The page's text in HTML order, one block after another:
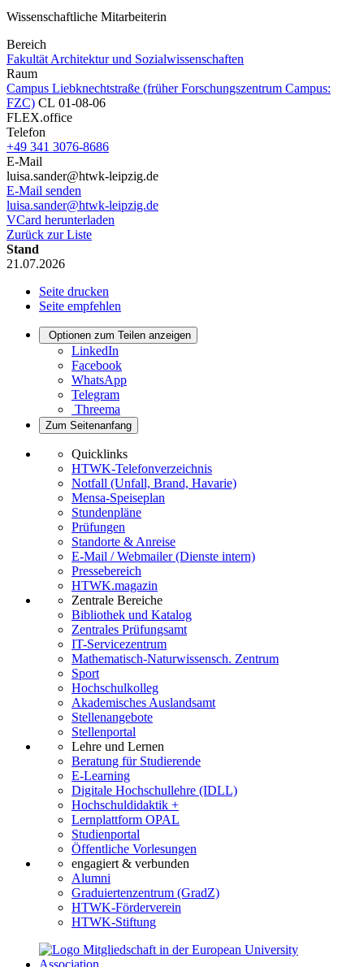
Wissenschaftliche Mitarbeiterin
Bereich
Fakultät Architektur und Sozialwissenschaften
Raum
Campus Liebknechtstraße (früher Forschungszentrum Campus:
FZC) CL 01-08-06
FLEX.office
Telefon
+49 341 3076-8686
E-Mail
luisa.sander@htwk-leipzig.de
E-Mail senden
luisa.sander@htwk-leipzig.de
VCard herunterladen
Zurück zur Liste
Stand
21.07.2026
Seite drucken
Seite empfehlen
Optionen zum Teilen anzeigen
LinkedIn
Facebook
WhatsApp
Telegram
Threema
Zum Seitenanfang
Quicklinks
HTWK-Telefonverzeichnis
Notfall (Unfall, Brand, Havarie)
Mensa-Speiseplan
Stundenpläne
Prüfungen
Standorte & Anreise
E-Mail / Webmailer (Dienste intern)
Pressebereich
HTWK.magazin
Zentrale Bereiche
Bibliothek und Katalog
Zentrales Prüfungsamt
IT-Servicezentrum
Mathematisch-Naturwissensch. Zentrum
Sport
Hochschulkolleg
Akademisches Auslandsamt
Stellenangebote
Stellenportal
Lehre und Lernen
Beratung für Studierende
E-Learning
Digitale Hochschullehre (IDLL)
Hochschuldidaktik +
Lernplattform OPAL
Studienportal
Öffentliche Vorlesungen
engagiert & verbunden
Alumni
Graduiertenzentrum (GradZ)
HTWK-Förderverein
HTWK-Stiftung